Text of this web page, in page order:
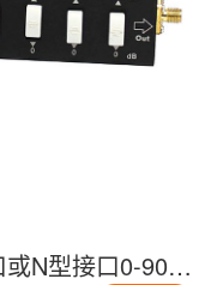
武汉步进可调衰减器SMA接口或N型接口0-90DB可调可选